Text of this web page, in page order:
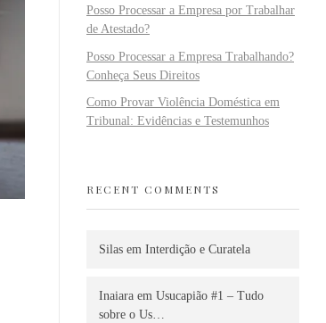
Posso Processar a Empresa por Trabalhar
de Atestado?
Posso Processar a Empresa Trabalhando?
Conheça Seus Direitos
Como Provar Violência Doméstica em
Tribunal: Evidências e Testemunhos
RECENT COMMENTS
Silas em Interdição e Curatela
Inaiara em Usucapião #1 – Tudo
sobre o Us…